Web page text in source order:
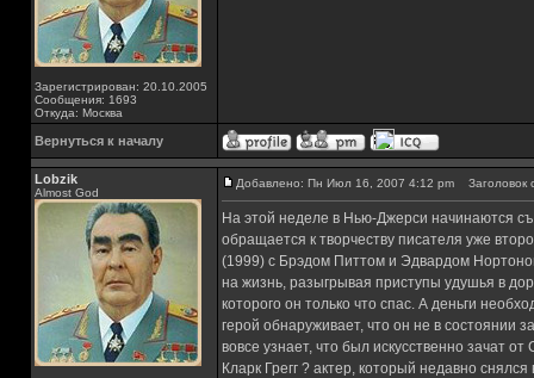
Зарегистрирован: 20.10.2005
Сообщения: 1693
Откуда: Москва
Вернуться к началу
Lobzik
Almost God
Добавлено: Пн Июл 16, 2007 4:12 pm Заголовок
На этой неделе в Нью-Джерси начинаются
обращается к творчеству писателя уже
(1999) с Брэдом Питтом и Эдвардом
на жизнь, разыгрывая приступы удушья в
которого он только что спас. А деньги
герой обнаруживает, что он не в состоянии
вовсе узнает, что был искусственно зачат
Кларк Грегг ? актер, который недавно